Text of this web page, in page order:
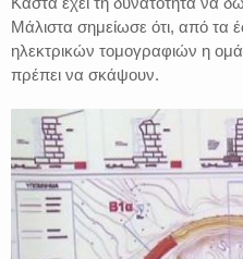
Μάλιστα σημείωσε ότι, από
ηλεκτρικών τομογραφιών η
πρέπει να σκάψουν.